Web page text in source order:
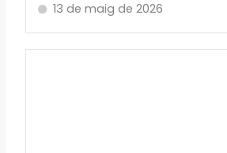
13 de maig de 2026